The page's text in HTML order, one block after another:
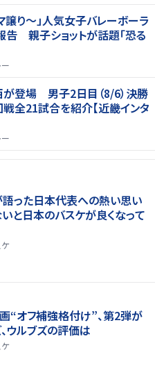
譲り～」人気女子バレーボーラ
親子ショットが話題「恐る
登場 男子2日目（8/6）決勝
戦全21試合を紹介【近畿インタ
語った日本代表への熱い思い
いと日本のバスケが良くなって
“オフ補強格付け”、第2弾が
ウルブズの評価は